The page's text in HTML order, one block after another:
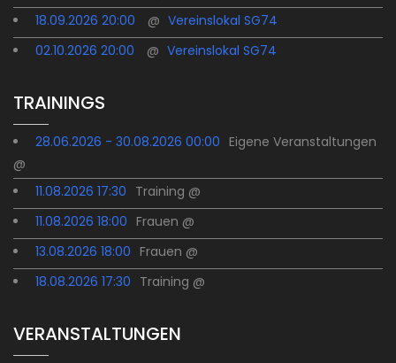
18.09.2026 20:00
@ Vereinslokal SG74
02.10.2026 20:00
@ Vereinslokal SG74
TRAININGS
28.06.2026 - 30.08.2026 00:00 Eigene Veranstaltungen
@
11.08.2026 17:30 Training @
11.08.2026 18:00 Frauen @
13.08.2026 18:00 Frauen @
18.08.2026 17:30 Training @
VERANSTALTUNGEN